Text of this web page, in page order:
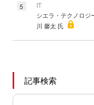
5
IT
シエラ・テクノロ
川 馨太 氏
記事検索